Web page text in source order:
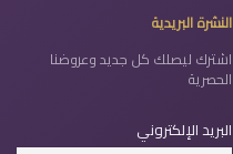
النشرة البريدية
اشترك ليصلك كل جديد وعروضنا
الحصرية
البريد الإلكتروني